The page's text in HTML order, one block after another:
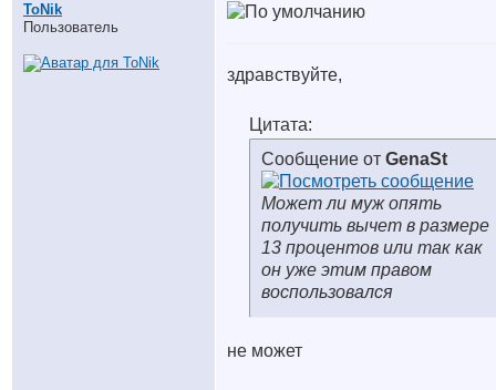
ToNik
Пользователь
здравствуйте,
Цитата:
Сообщение от GenaSt
Может ли муж опять
получить вычет в размере
13 процентов или так как
он уже этим правом
воспользовался
не может